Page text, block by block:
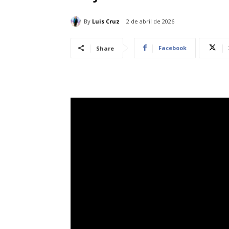
By Luis Cruz 2 de abril de 2026
Share Facebook